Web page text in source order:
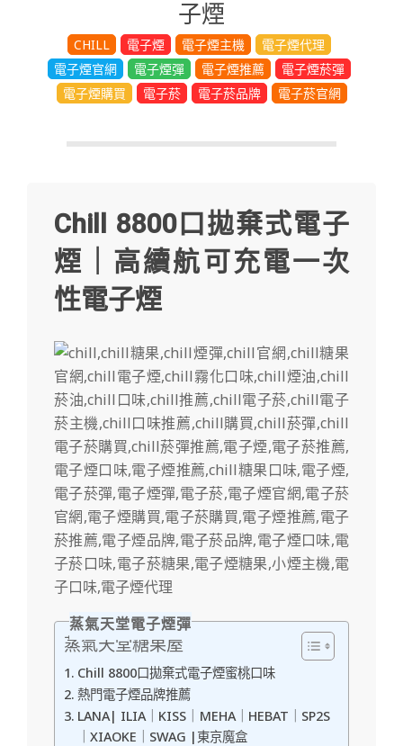
子煙
CHILL 電子煙 電子煙主機
電子煙代理
電子煙官網
電子煙彈 電子煙推薦
電子煙菸彈
電子煙購買
電子菸 電子菸品牌 電子菸官網
Chill 8800口拋棄式電子
煙｜高續航可充電一次
性電子煙
蒸氣天堂電子煙彈
蒸氣天堂糖果屋
Chill 8800口拋棄式電子煙蜜桃口味
熱門電子煙品牌推薦
LANA| ILIA｜KISS｜MEHA｜HEBAT｜SP2S
｜XIAOKE｜SWAG |東京魔盒